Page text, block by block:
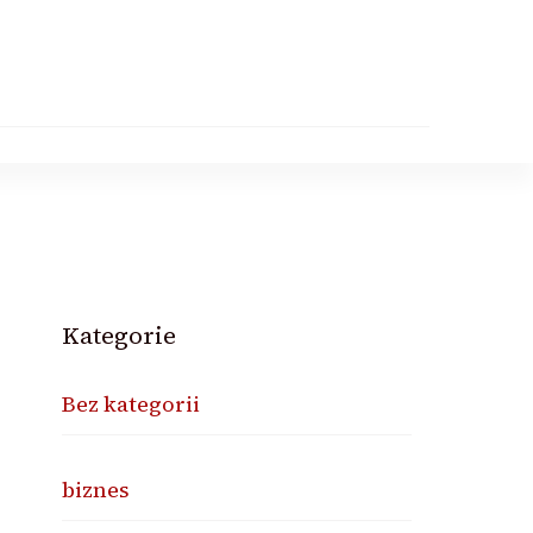
Kategorie
Bez kategorii
biznes